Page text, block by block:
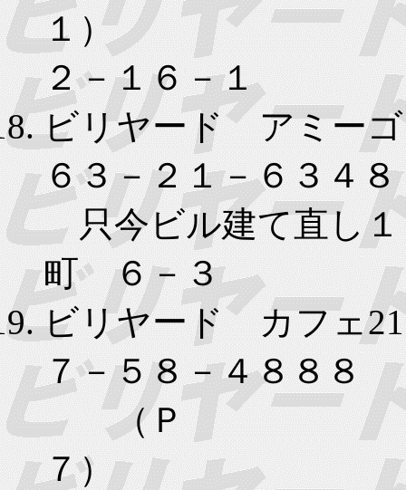
１）
２－１６－１
ビリヤード アミー
６３－２１－６３４８
只今ビル建て直し
町 ６－３
ビリヤード カフェ
７－５８－４８８８
（Ｐ
７